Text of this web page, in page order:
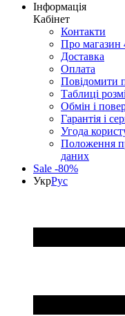
Інформація
Кабінет
Контакти
Про магазин
Доставка
Оплата
Повідомити
Таблиці
Обмін і
Гарантія і
Угода
Положення
даних
Sale -80%
УкрРус